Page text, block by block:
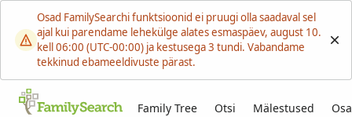
Osad FamilySearchi funktsioonid ei pruugi olla saadaval sel
ajal kui parendame lehekülge alates esmaspäev, august 10.
kell 06:00 (UTC-00:00) ja kestusega 3 tundi. Vabandame
tekkinud ebameeldivuste pärast.
Family Tree Otsi Mälestused